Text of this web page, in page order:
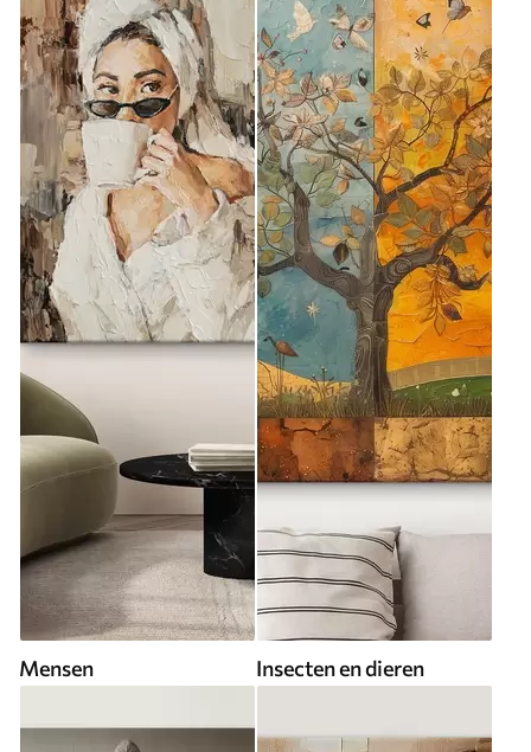
Mensen Insecten en dieren